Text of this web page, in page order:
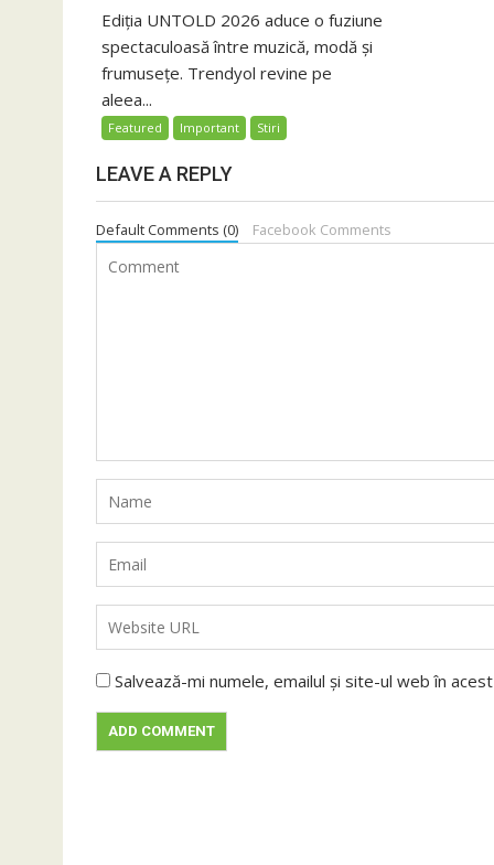
Ediția UNTOLD 2026 aduce o fuziune
spectaculoasă între muzică, modă și
frumusețe. Trendyol revine pe
aleea...
Featured Important Stiri
LEAVE A REPLY
Default Comments (0) Facebook Comments
Salvează-mi numele, emailul și site-ul web în